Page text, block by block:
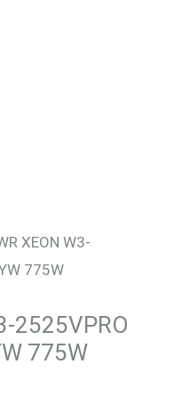
XEON W3-
775W
2525VPRO
775W